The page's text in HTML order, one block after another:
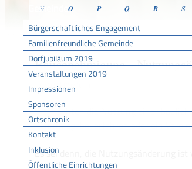
Gemeinde
Bürgerschaftliches Engagement
Familienfreundliche Gemeinde
Dorfjubiläum 2019
Veranstaltungen 2019
Impressionen
Sponsoren
Ortschronik
Kontakt
Inklusion
Öffentliche Einrichtungen
N
O P Q R S
Baugenehmigung -
beantragen
Sie möchten die Nutzung einer
Kenntnisgabeverfahren oder ein
Es sei denn, die Nutzungsänderung